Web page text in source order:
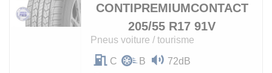
CONTIPREMIUMCONTACT
205/55 R17 91V
Pneus voiture / tourisme
C B 72dB